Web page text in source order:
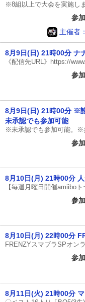
参
主催者
8月9日(日) 21時00分 ナ
参
8月9日(日) 21時00分 ※
未承認でも参加可能
参
8月10日(月) 21時00分
参
8月10日(月) 22時00分
参
8月11日(火) 21時00分